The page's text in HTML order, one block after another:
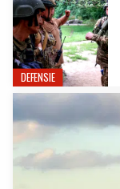
DEFENSIE